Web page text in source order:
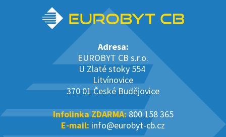
Adresa:
EUROBYT CB s.r.o.
U Zlaté stoky 554
Litvínovice
370 01 České Budějovice
Infolinka ZDARMA:800 158 365
E-mail: info@eurobyt-cb.cz